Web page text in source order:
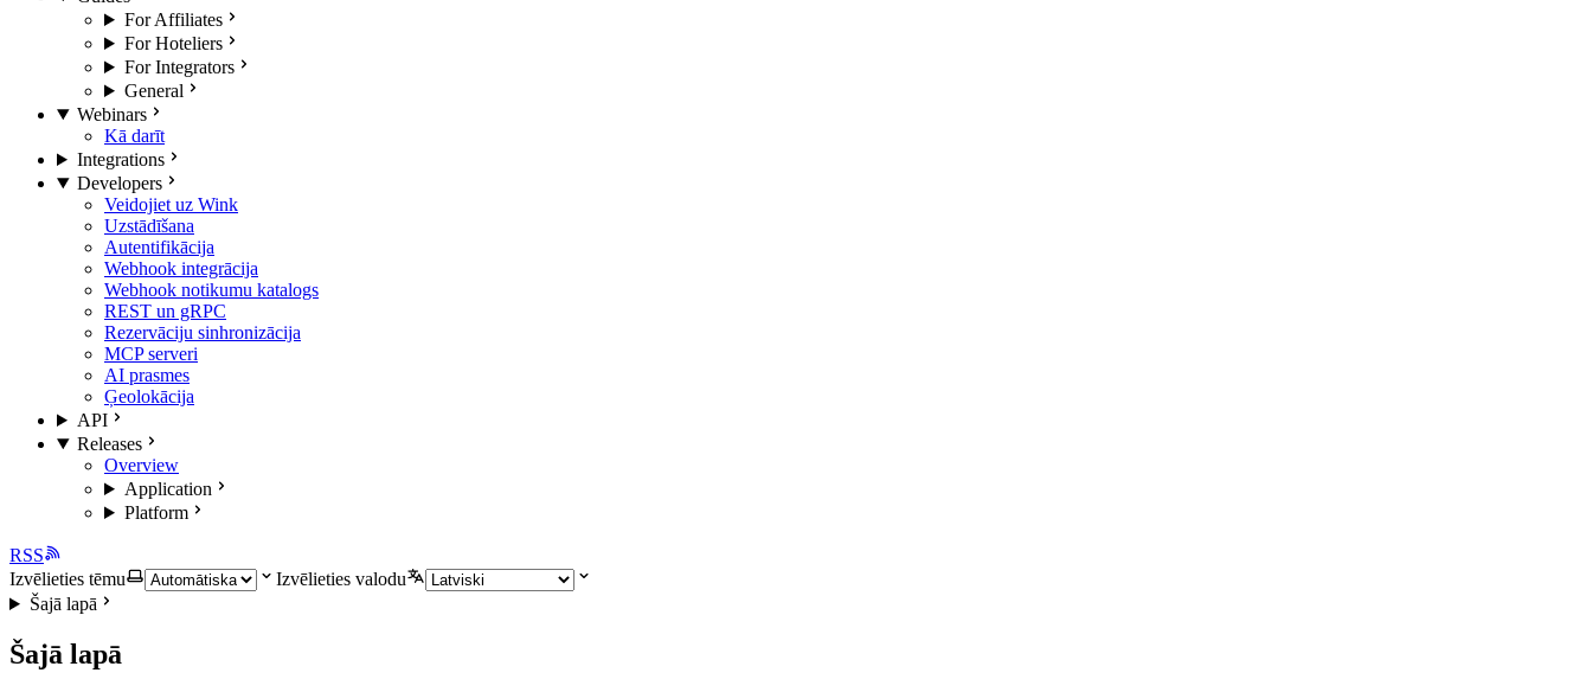
For Affiliates
For Hoteliers
For Integrators
General
Webinars
Kā darīt
Integrations
Developers
Veidojiet uz Wink
Uzstādīšana
Autentifikācija
Webhook integrācija
Webhook notikumu katalogs
REST un gRPC
Rezervāciju sinhronizācija
MCP serveri
AI prasmes
Ģeolokācija
API
Releases
Overview
Application
Platform
RSS
Izvēlieties tēmu
Izvēlieties valodu
Šajā lapā
Šajā lapā